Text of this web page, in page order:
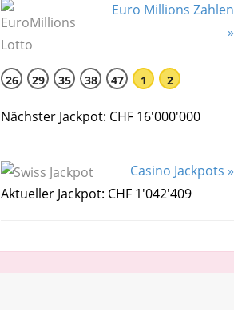
Euro Millions Zahlen
»
26 29 35 38 47 1 2
Nächster Jackpot: CHF 16'000'000
Casino Jackpots »
Aktueller Jackpot: CHF 1'042'409